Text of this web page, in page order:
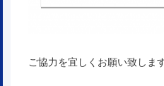
ご協力を宜しくお願い致します